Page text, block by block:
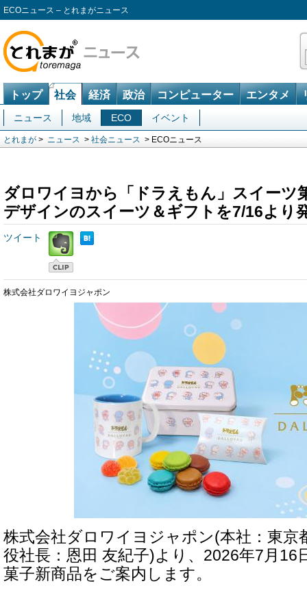
ECOニュース – とれまがニュース
トップ 社会 経済 政治 コンピューター エンタメ
ニュース 地域 ECO イベント
とれまが > ニュース > 社会ニュース > ECOニュース
ダロワイヨから「ドラえもん」スイーツ
デザインのスイーツ＆ギフトを7/16より
ツイート
株式会社ダロワイヨジャポン
株式会社ダロワイヨジャポン(本社：東京
役社長：恩田 友紀子)より、2026年7月16
菓子新商品をご案内します。